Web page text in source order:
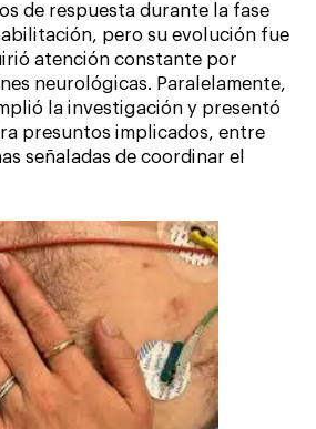
de respuesta durante la fase
pero su evolución fue
atención constante por
neurológicas. Paralelamente,
la investigación y presentó
presuntos implicados, entre
señaladas de coordinar el